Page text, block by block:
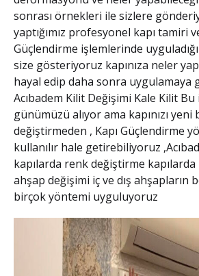
sonrası örnekleri ile sizlere
yaptığımız profesyonel kapı tamiri
Güçlendirme işlemlerinde
size gösteriyoruz kapınıza neler
hayal edip daha sonra uygulamaya
Acıbadem Kilit Değişimi Kale Kilit Bu
günümüzü alıyor ama kapınızı yeni
değiştirmeden , Kapı Güçlendirme
kullanılır hale getirebiliyoruz ,
kapılarda renk değiştirme
ahşap değişimi iç ve dış ahşapların
birçok yöntemi uyguluyoruz